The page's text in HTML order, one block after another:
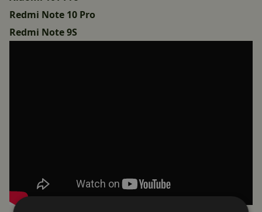
Redmi Note 10 Pro
Redmi Note 9S